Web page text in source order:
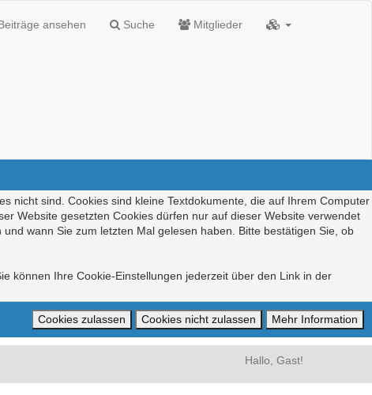
ansehen Suche Mitglieder
nicht sind. Cookies sind kleine Textdokumente, die auf Ihrem Computer
Website gesetzten Cookies dürfen nur auf dieser Website verwendet
wann Sie zum letzten Mal gelesen haben. Bitte bestätigen Sie, ob
können Ihre Cookie-Einstellungen jederzeit über den Link in der
Hallo, Gast!